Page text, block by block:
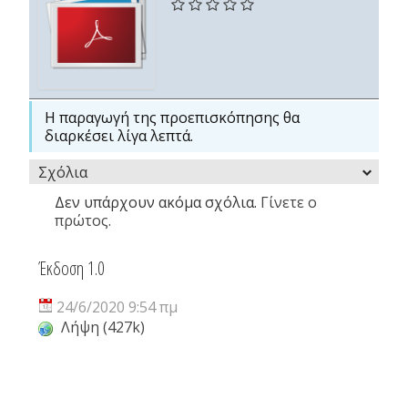
Η παραγωγή της προεπισκόπησης θα
διαρκέσει λίγα λεπτά.
Σχόλια
Δεν υπάρχουν ακόμα σχόλια. Γίνετε ο
πρώτος.
Έκδοση 1.0
24/6/2020 9:54 πμ
Λήψη (427k)